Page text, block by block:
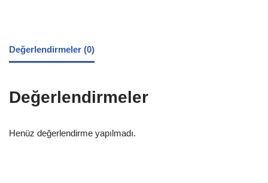
Değerlendirmeler (0)
Değerlendirmeler
Henüz değerlendirme yapılmadı.